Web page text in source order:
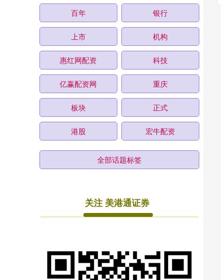
百年 银行
上市 机构
惠红网配资 科技
亿赢配资网 重庆
板块 正式
港股 宏牛配资
全部话题标签
关注 美港通证券